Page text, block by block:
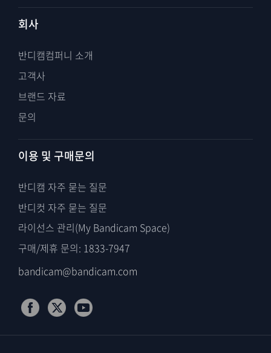
회사
반디캠컴퍼니 소개
고객사
브랜드 자료
문의
이용 및 구매문의
반디캠 자주 묻는 질문
반디컷 자주 묻는 질문
라이선스 관리(My Bandicam Space)
구매/제휴 문의: 1833-7947
bandicam@bandicam.com